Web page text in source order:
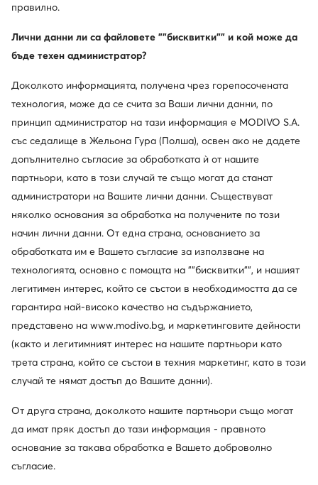
Converse
Боти тип челси · Бежов
86,41
DeeZee
Боти · Бежов · 8 cm
43,45€
Timberland
144,70€
правилно.
Лични данни ли са файловете ""бисквитки"" и кой може да
бъде техен администратор?
Доколкото информацията, получена чрез горепосочената
технология, може да се счита за Ваши лични данни, по
принцип администратор на тази информация е MODIVO S.A.
със седалище в Жельона Гура (Полша), освен ако не дадете
допълнително съгласие за обработката ѝ от нашите
партньори, като в този случай те също могат да станат
администратори на Вашите лични данни. Съществуват
няколко основания за обработка на получените по този
начин лични данни. От една страна, основанието за
обработката им е Вашето съгласие за използване на
технологията, основно с помощта на ""бисквитки"", и нашият
легитимен интерес, който се състои в необходимостта да се
гарантира най-високо качество на съдържанието,
представено на www.modivo.bg, и маркетинговите дейности
(както и легитимният интерес на нашите партньори като
трета страна, който се състои в техния маркетинг, като в този
случай те нямат достъп до Вашите данни).
От друга страна, доколкото нашите партньори също могат
да имат пряк достъп до тази информация - правното
основание за такава обработка е Вашето доброволно
съгласие.